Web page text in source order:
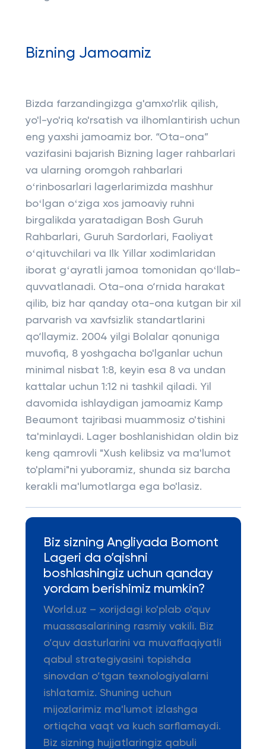
Bizning Jamoamiz
Bizda farzandingizga g'amxo'rlik qilish,
yo'l-yo'riq ko'rsatish va ilhomlantirish uchun
eng yaxshi jamoamiz bor. “Ota-ona”
vazifasini bajarish Bizning lager rahbarlari
va ularning oromgoh rahbarlari
oʻrinbosarlari lagerlarimizda mashhur
boʻlgan oʻziga xos jamoaviy ruhni
birgalikda yaratadigan Bosh Guruh
Rahbarlari, Guruh Sardorlari, Faoliyat
oʻqituvchilari va Ilk Yillar xodimlaridan
iborat gʻayratli jamoa tomonidan qoʻllab-
quvvatlanadi. Ota-ona o‘rnida harakat
qilib, biz har qanday ota-ona kutgan bir xil
parvarish va xavfsizlik standartlarini
qo‘llaymiz. 2004 yilgi Bolalar qonuniga
muvofiq, 8 yoshgacha bo'lganlar uchun
minimal nisbat 1:8, keyin esa 8 va undan
kattalar uchun 1:12 ni tashkil qiladi. Yil
davomida ishlaydigan jamoamiz Kamp
Beaumont tajribasi muammosiz o'tishini
ta'minlaydi. Lager boshlanishidan oldin biz
keng qamrovli "Xush kelibsiz va ma'lumot
to'plami"ni yuboramiz, shunda siz barcha
kerakli ma'lumotlarga ega bo'lasiz.
Biz sizning Angliyada Bomont
Lageri da o’qishni
boshlashingiz uchun qanday
yordam berishimiz mumkin?
World.uz – xorijdagi ko'plab o'quv
muassasalarining rasmiy vakili. Biz
o’quv dasturlarini va muvaffaqiyatli
qabul strategiyasini topishda
sinovdan o’tgan texnologiyalarni
ishlatamiz. Shuning uchun
mijozlarimiz ma'lumot izlashga
ortiqcha vaqt va kuch sarflamaydi.
Biz sizning hujjatlaringiz qabuli